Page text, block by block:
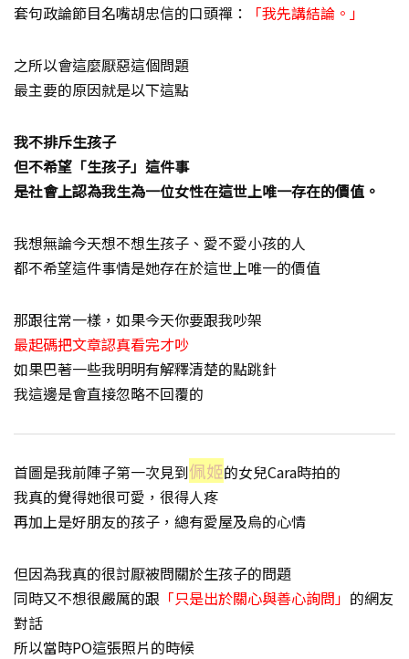
套句政論節目名嘴胡忠信的口頭禪：
「我先講結論。」
之所以會這麼厭惡這個問題
最主要的原因就是以下這點
我不排斥生孩子
但不希望「生孩子」這件事
是社會上認為我生為一位女性在這世上唯一存在的價值。
我想無論今天想不想生孩子、愛不愛小孩的人
都不希望這件事情是她存在於這世上唯一的價值
那跟往常一樣，如果今天你要跟我吵架
最起碼把文章認真看完才吵
如果巴著一些我明明有解釋清楚的點跳針
我這邊是會直接忽略不回覆的
首圖是我前陣子第一次見到佩姬的女兒Cara時拍的
我真的覺得她很可愛，很得人疼
再加上是好朋友的孩子，總有愛屋及烏的心情
但因為我真的很討厭被問關於生孩子的問題
同時又不想很嚴厲的跟 「只是出於關心與善心詢問」 的網友
對話
所以當時PO這張照片的時候